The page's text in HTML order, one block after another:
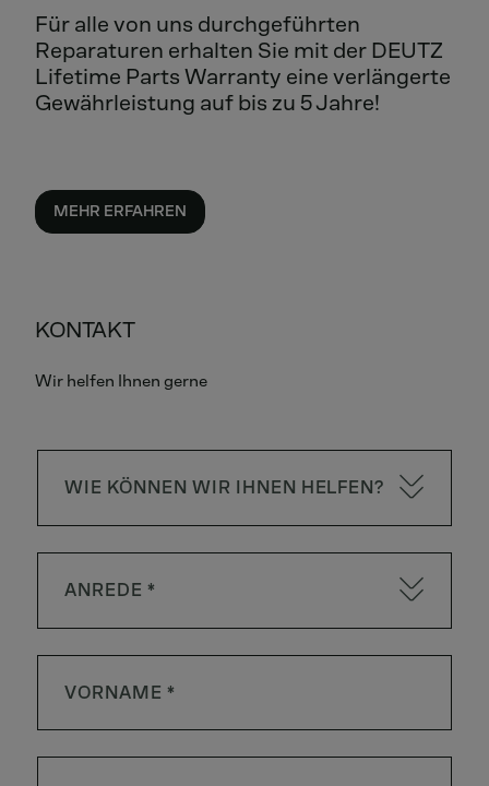
Für alle von uns durchgeführten
Reparaturen erhalten Sie mit der DEUTZ
Lifetime Parts Warranty eine verlängerte
Gewährleistung auf bis zu 5 Jahre!
MEHR ERFAHREN
KONTAKT
Wir helfen Ihnen gerne
WIE KÖNNEN WIR IHNEN HELFEN?
ANREDE *